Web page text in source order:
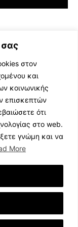
σας
στον
και
κοινωνικής
επισκεπτών
ότι
στο web.
γνώμη και να
More